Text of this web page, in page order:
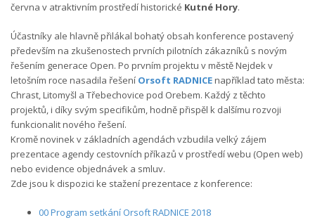
června v atraktivním prostředí historické Kutné Hory.
Účastníky ale hlavně přilákal bohatý obsah konference postavený
především na zkušenostech prvních pilotních zákazníků s novým
řešením generace Open. Po prvním projektu v městě Nejdek v
letošním roce nasadila řešení Orsoft RADNICEnapříklad tato města:
Chrast, Litomyšl a Třebechovice pod Orebem. Každý z těchto
projektů, i díky svým specifikům, hodně přispěl k dalšímu rozvoji
funkcionalit nového řešení.
Kromě novinek v základních agendách vzbudila velký zájem
prezentace agendy cestovních příkazů v prostředí webu (Open web)
nebo evidence objednávek a smluv.
Zde jsou k dispozici ke stažení prezentace z konference:
00 Program setkání Orsoft RADNICE 2018